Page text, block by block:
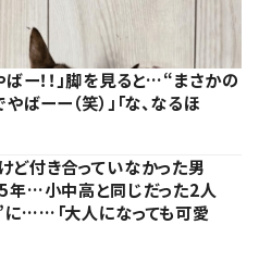
ー！！」脚を見ると…“まさかの
ーー（笑）」「な、なるほ
けど付き合っていなかった男
年…小中高と同じだった2人
……「大人になっても可愛